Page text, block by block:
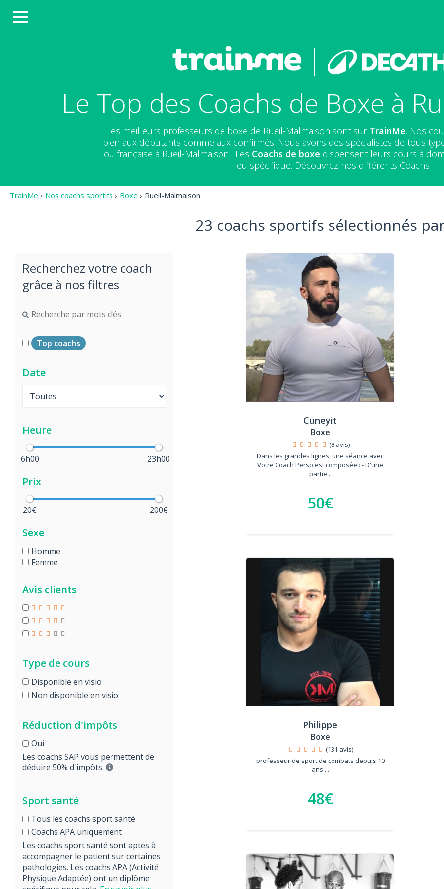
Le Top des Coachs de Boxe à
Les meilleurs professeurs de boxe de Rueil-Malmaison sont sur TrainMe. Nos
bien aux débutants comme aux confirmés. Nous avons des spécialistes de tous
ou française à Rueil-Malmaison . Les Coachs de boxe dispensent leurs cours à
lieu spécifique. Découvrez nos différents Coachs :
TrainMe › Nos coachs sportifs › Boxe › Rueil-Malmaison
Recherchez votre coach
grâce à nos filtres
Top coachs
Date
Heure
6h00 23h00
Prix
20€ 200€
Sexe
Homme
Femme
Avis clients
Type de cours
Disponible en visio
Non disponible en visio
Réduction d'impôts
Oui
Les coachs SAP vous permettent de
déduire 50% d'impôts.
Sport santé
Tous les coachs sport santé
Coachs APA uniquement
Les coachs sport santé sont aptes à
accompagner le patient sur certaines
pathologies. Les coachs APA (Activité
Physique Adaptée) ont un diplôme
23 coachs sportifs sélectionnés
Cuneyit
Boxe
(8 avis)
Dans les grandes lignes, une séance avec
Votre Coach Perso est composée : - D'une
partie...
50€
Philippe
Boxe
(131 avis)
professeur de sport de combats depuis 10
ans ...
48€